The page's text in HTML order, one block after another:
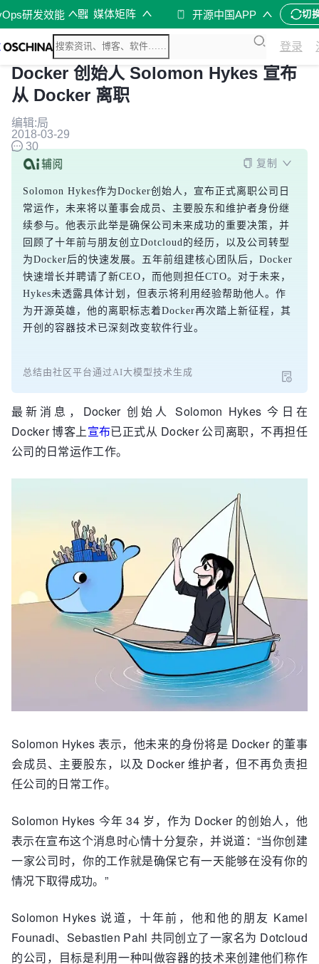
研发效能 媒体矩阵 开源中国APP 切
登录
Docker 创始人 Solomon Hykes 宣布
从 Docker 离职
编辑:局
2018-03-29
30
复制
Solomon Hykes作为Docker创始人，宣布正式离职公司日
常运作，未来将以董事会成员、主要股东和维护者身份继
续参与。他表示此举是确保公司未来成功的重要决策，并
回顾了十年前与朋友创立Dotcloud的经历，以及公司转型
为Docker后的快速发展。五年前组建核心团队后，Docker
快速增长并聘请了新CEO，而他则担任CTO。对于未来，
Hykes未透露具体计划，但表示将利用经验帮助他人。作
为开源英雄，他的离职标志着Docker再次踏上新征程，其
开创的容器技术已深刻改变软件行业。
总结由社区平台通过AI大模型技术生成
最新消息，Docker 创始人 Solomon Hykes 今日在
Docker 博客上宣布已正式从 Docker 公司离职，不再担任
公司的日常运作工作。
Solomon Hykes 表示，他未来的身份将是 Docker 的董事
会成员、主要股东，以及 Docker 维护者，但不再负责担
任公司的日常工作。
Solomon Hykes 今年 34 岁，作为 Docker 的创始人，他
表示在宣布这个消息时心情十分复杂，并说道：“当你创建
一家公司时，你的工作就是确保它有一天能够在没有你的
情况下取得成功。”
Solomon Hykes 说道，十年前，他和他的朋友 Kamel
Founadi、Sebastien Pahl 共同创立了一家名为 Dotcloud
的公司，目标是利用一种叫做容器的技术来创建他们称作